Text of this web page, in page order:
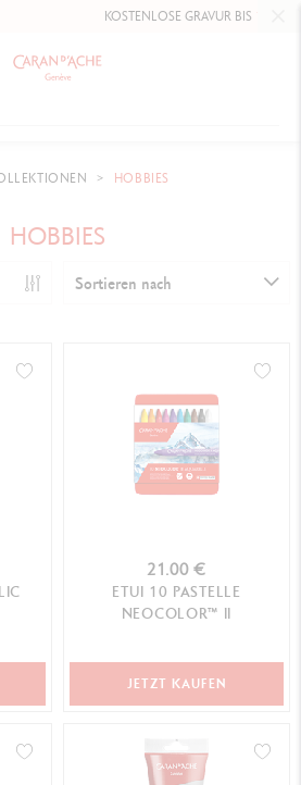
KOSTENLOSE GRAVUR BIS10. MAI
HOBBIES
HOBBIES
Sortieren nach
21.00 €
ETUI 10 PASTELLE
NEOCOLOR™ II
JETZT KAUFEN